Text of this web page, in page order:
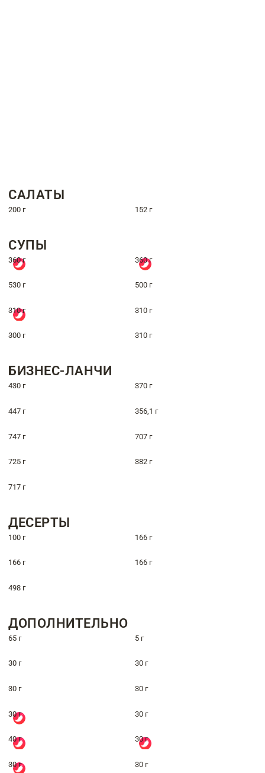
САЛАТЫ
200 г 152 г
СУПЫ
360 г 360 г
530 г 500 г
310 г 310 г
300 г 310 г
БИЗНЕС-ЛАНЧИ
430 г 370 г
447 г 356,1 г
747 г 707 г
725 г 382 г
717 г
ДЕСЕРТЫ
100 г 166 г
166 г 166 г
498 г
ДОПОЛНИТЕЛЬНО
65 г 5 г
30 г 30 г
30 г 30 г
30 г 30 г
40 г 30 г
30 г 30 г